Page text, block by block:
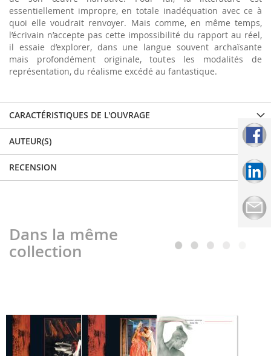
essentiellement impropre, en totale inadéquation avec ce à
quoi elle voudrait renvoyer. Mais comme, en même temps,
l’écrivain n’accepte pas cette impossibilité du rapport au réel,
il essaie d’explorer, dans une langue souvent archaïsante
mais profondément originale, toutes les modalités de
représentation, du réalisme excédé au fantastique.
CARACTÉRISTIQUES DE L'OUVRAGE
AUTEUR(S)
RECENSION
Dans la même
collection